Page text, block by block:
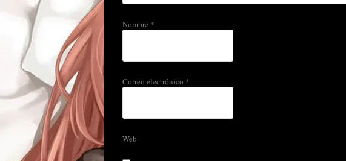
Nombre *
Correo electrónico *
Web